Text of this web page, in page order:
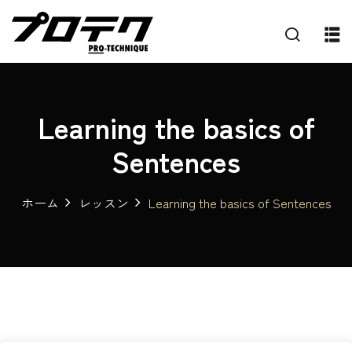
Learning the basics of
Sentences
ホーム レッスン Learning the basics of Sentences